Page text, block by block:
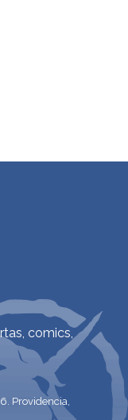
comics,
Providencia,